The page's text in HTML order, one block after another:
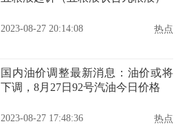
2023-08-27 20:14:08 热点
国内油价调整最新消息：油价或将
下调，8月27日92号汽油今日价格
2023-08-27 17:48:36 热点